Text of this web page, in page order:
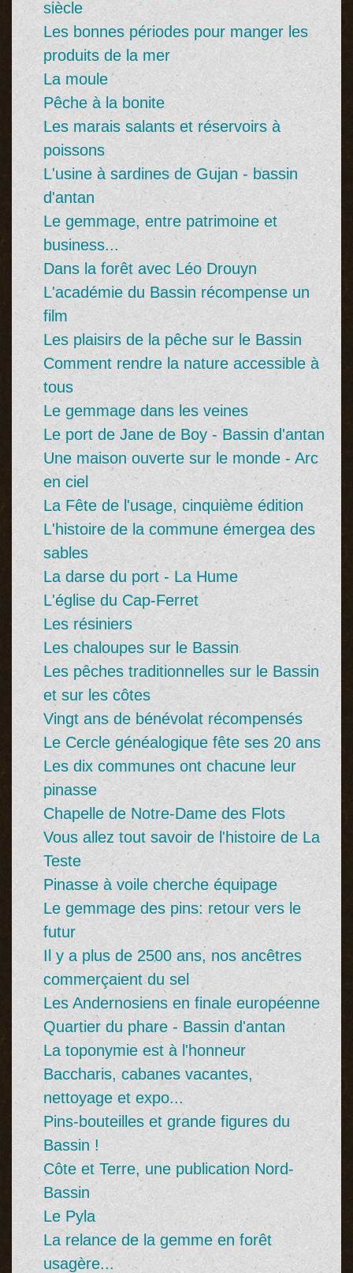
siècle
Les bonnes périodes pour manger les
produits de la mer
La moule
Pêche à la bonite
Les marais salants et réservoirs à
poissons
L'usine à sardines de Gujan - bassin
d'antan
Le gemmage, entre patrimoine et
business...
Dans la forêt avec Léo Drouyn
L'académie du Bassin récompense un
film
Les plaisirs de la pêche sur le Bassin
Comment rendre la nature accessible à
tous
Le gemmage dans les veines
Le port de Jane de Boy - Bassin d'antan
Une maison ouverte sur le monde - Arc
en ciel
La Fête de l'usage, cinquième édition
L'histoire de la commune émergea des
sables
La darse du port - La Hume
L'église du Cap-Ferret
Les résiniers
Les chaloupes sur le Bassin
Les pêches traditionnelles sur le Bassin
et sur les côtes
Vingt ans de bénévolat récompensés
Le Cercle généalogique fête ses 20 ans
Les dix communes ont chacune leur
pinasse
Chapelle de Notre-Dame des Flots
Vous allez tout savoir de l'histoire de La
Teste
Pinasse à voile cherche équipage
Le gemmage des pins: retour vers le
futur
Il y a plus de 2500 ans, nos ancêtres
commerçaient du sel
Les Andernosiens en finale européenne
Quartier du phare - Bassin d'antan
La toponymie est à l'honneur
Baccharis, cabanes vacantes,
nettoyage et expo...
Pins-bouteilles et grande figures du
Bassin !
Côte et Terre, une publication Nord-
Bassin
Le Pyla
La relance de la gemme en forêt
usagère...